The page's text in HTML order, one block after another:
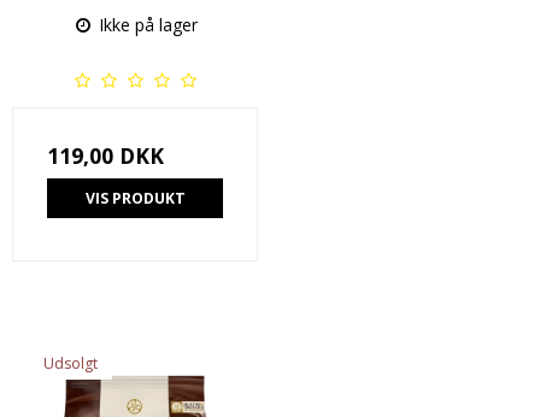
Ikke på lager
119,00 DKK
VIS PRODUKT
Udsolgt